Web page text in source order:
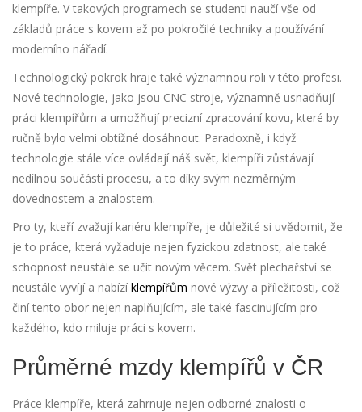
klempíře. V takových programech se studenti naučí vše od
základů práce s kovem až po pokročilé techniky a používání
moderního nářadí.
Technologický pokrok hraje také významnou roli v této profesi.
Nové technologie, jako jsou CNC stroje, významně usnadňují
práci klempířům a umožňují precizní zpracování kovu, které by
ručně bylo velmi obtížné dosáhnout. Paradoxně, i když
technologie stále více ovládají náš svět, klempíři zůstávají
nedílnou součástí procesu, a to díky svým nezměrným
dovednostem a znalostem.
Pro ty, kteří zvažují kariéru klempíře, je důležité si uvědomit, že
je to práce, která vyžaduje nejen fyzickou zdatnost, ale také
schopnost neustále se učit novým věcem. Svět plechařství se
neustále vyvíjí a nabízí klempířům nové výzvy a příležitosti, což
činí tento obor nejen naplňujícím, ale také fascinujícím pro
každého, kdo miluje práci s kovem.
Průměrné mzdy klempířů v ČR
Práce klempíře, která zahrnuje nejen odborné znalosti o